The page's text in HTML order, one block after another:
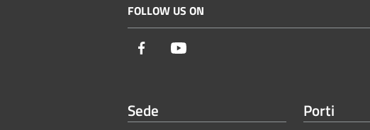
FOLLOW US ON
Facebook
Sede Porti